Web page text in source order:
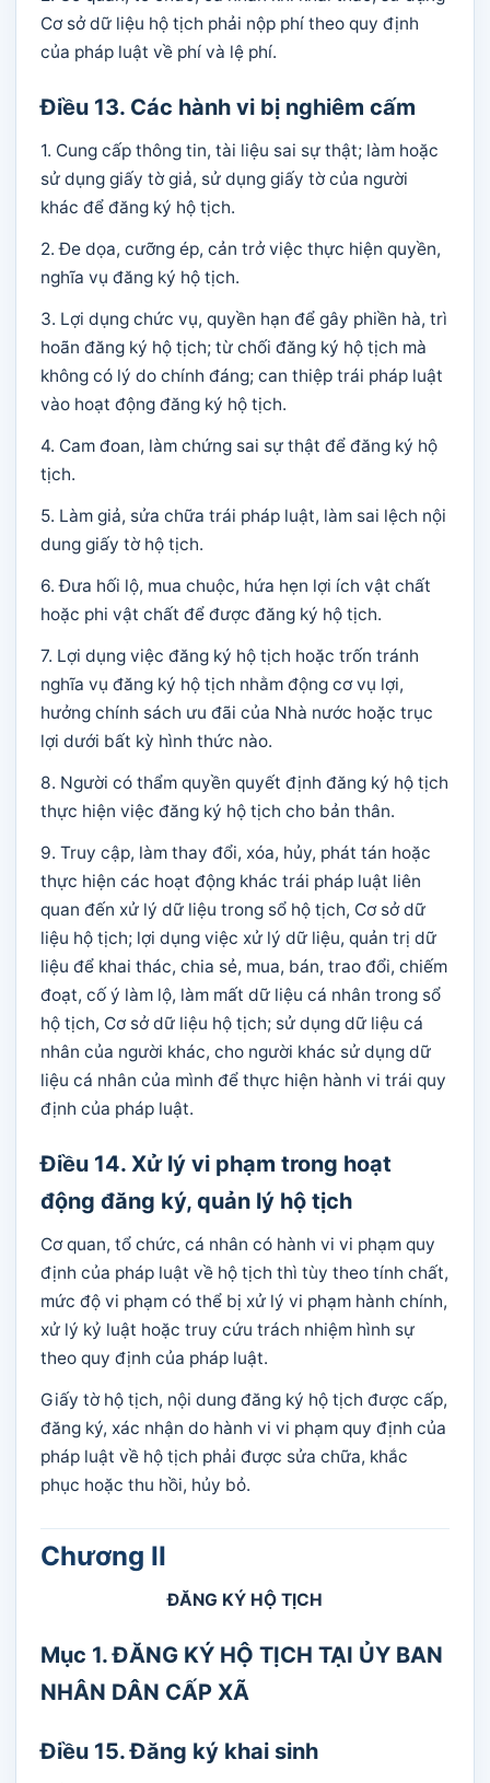
Cơ sở dữ liệu hộ tịch phải nộp phí theo quy định
của pháp luật về phí và lệ phí.
Điều 13. Các hành vi bị nghiêm cấm
1. Cung cấp thông tin, tài liệu sai sự thật; làm hoặc
sử dụng giấy tờ giả, sử dụng giấy tờ của người
khác để đăng ký hộ tịch.
2. Đe dọa, cưỡng ép, cản trở việc thực hiện quyền,
nghĩa vụ đăng ký hộ tịch.
3. Lợi dụng chức vụ, quyền hạn để gây phiền hà, trì
hoãn đăng ký hộ tịch; từ chối đăng ký hộ tịch mà
không có lý do chính đáng; can thiệp trái pháp luật
vào hoạt động đăng ký hộ tịch.
4. Cam đoan, làm chứng sai sự thật để đăng ký hộ
tịch.
5. Làm giả, sửa chữa trái pháp luật, làm sai lệch nội
dung giấy tờ hộ tịch.
6. Đưa hối lộ, mua chuộc, hứa hẹn lợi ích vật chất
hoặc phi vật chất để được đăng ký hộ tịch.
7. Lợi dụng việc đăng ký hộ tịch hoặc trốn tránh
nghĩa vụ đăng ký hộ tịch nhằm động cơ vụ lợi,
hưởng chính sách ưu đãi của Nhà nước hoặc trục
lợi dưới bất kỳ hình thức nào.
8. Người có thẩm quyền quyết định đăng ký hộ tịch
thực hiện việc đăng ký hộ tịch cho bản thân.
9. Truy cập, làm thay đổi, xóa, hủy, phát tán hoặc
thực hiện các hoạt động khác trái pháp luật liên
quan đến xử lý dữ liệu trong sổ hộ tịch, Cơ sở dữ
liệu hộ tịch; lợi dụng việc xử lý dữ liệu, quản trị dữ
liệu để khai thác, chia sẻ, mua, bán, trao đổi, chiếm
đoạt, cố ý làm lộ, làm mất dữ liệu cá nhân trong sổ
hộ tịch, Cơ sở dữ liệu hộ tịch; sử dụng dữ liệu cá
nhân của người khác, cho người khác sử dụng dữ
liệu cá nhân của mình để thực hiện hành vi trái quy
định của pháp luật.
Điều 14. Xử lý vi phạm trong hoạt
động đăng ký, quản lý hộ tịch
Cơ quan, tổ chức, cá nhân có hành vi vi phạm quy
định của pháp luật về hộ tịch thì tùy theo tính chất,
mức độ vi phạm có thể bị xử lý vi phạm hành chính,
xử lý kỷ luật hoặc truy cứu trách nhiệm hình sự
theo quy định của pháp luật.
Giấy tờ hộ tịch, nội dung đăng ký hộ tịch được cấp,
đăng ký, xác nhận do hành vi vi phạm quy định của
pháp luật về hộ tịch phải được sửa chữa, khắc
phục hoặc thu hồi, hủy bỏ.
Chương II
ĐĂNG KÝ HỘ TỊCH
Mục 1. ĐĂNG KÝ HỘ TỊCH TẠI ỦY BAN
NHÂN DÂN CẤP XÃ
Điều 15. Đăng ký khai sinh